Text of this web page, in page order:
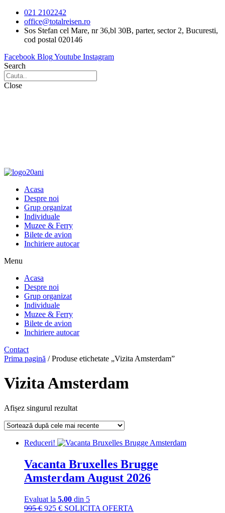
conținut
021 2102242
office@totalreisen.ro
Sos Stefan cel Mare, nr 36,bl 30B, parter, sector 2, Bucuresti,
cod postal 020146
Facebook BlogYoutube Instagram
Search
Close
Acasa
Despre noi
Grup organizat
Individuale
Muzee & Ferry
Bilete de avion
Inchiriere autocar
Menu
Acasa
Despre noi
Grup organizat
Individuale
Muzee & Ferry
Bilete de avion
Inchiriere autocar
Contact
Prima pagină / Produse etichetate „Vizita Amsterdam”
Vizita Amsterdam
Afișez singurul rezultat
Reduceri!
Vacanta Bruxelles Brugge
Amsterdam August 2026
Evaluat la 5.00 din 5
995€ Prețul
925 €Prețul
SOLICITA OFERTA